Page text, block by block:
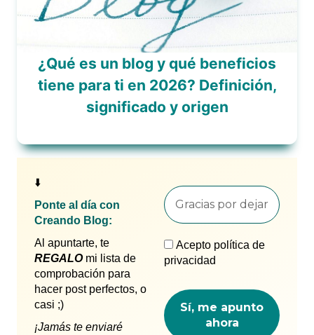
¿Qué es un blog y qué beneficios
tiene para ti en 2026? Definición,
significado y origen
⬇️
Ponte al día con
Creando Blog:
Al apuntarte, te
REGALO mi lista de
comprobación para
hacer post perfectos, o
casi ;)
¡Jamás te enviaré
Acepto política de
privacidad